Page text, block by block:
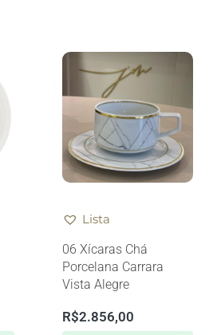
Lista
06 Xícaras Chá
Porcelana Carrara
Vista Alegre
R$2.856,00